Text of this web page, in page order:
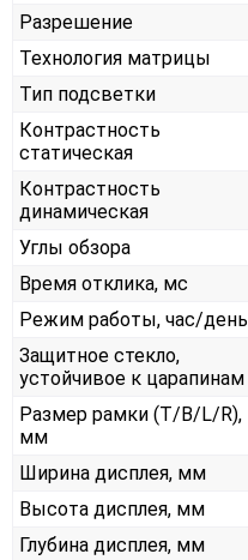
Разрешение
Технология матрицы
Тип подсветки
Контрастность
статическая
Контрастность
динамическая
Углы обзора
Время отклика, мс
Режим работы, час/день
Защитное стекло,
устойчивое к царапинам
Размер рамки (T/B/L/R),
мм
Ширина дисплея, мм
Высота дисплея, мм
Глубина дисплея, мм